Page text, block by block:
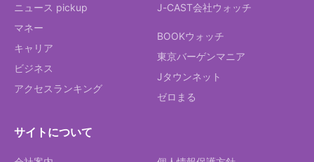
ニュース pickup
マネー
キャリア
ビジネス
アクセスランキング
J-CAST会社ウォッチ
BOOKウォッチ
東京バーゲンマニア
Jタウンネット
ゼロまる
サイトについて